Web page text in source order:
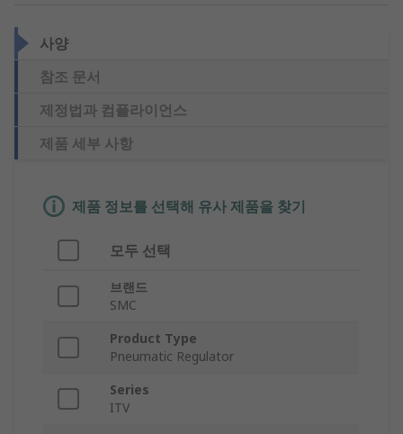
사양
참조 문서
제정법과 컴플라이언스
제품 세부 사항
제품 정보를 선택해 유사 제품을 찾기
모두 선택
브랜드
SMC
Product Type
Pneumatic Regulator
Series
ITV